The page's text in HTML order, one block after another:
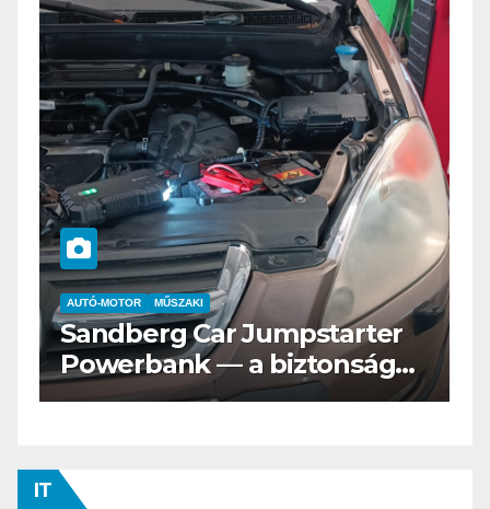
AUTÓ-MOTOR ELEKTROMOS
Az új Nissan LEAF csak a
Tesztvilágra vár!
IT